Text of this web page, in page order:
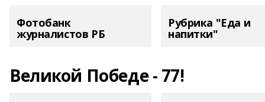
Фотобанк
журналистов РБ
Рубрика "Еда и
напитки"
Великой Победе - 77!